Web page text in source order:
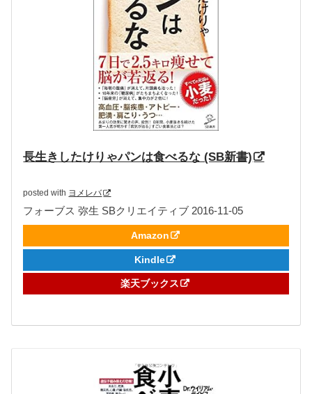
長生きしたけりゃパンは食べるな (SB新書)
posted with ヨメレバ
フォーブス 弥生 SBクリエイティブ 2016-11-05
Amazon
Kindle
楽天ブックス